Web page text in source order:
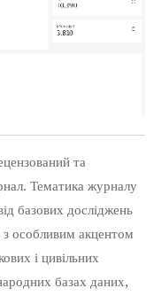
та
Тематика журналу
базових досліджень
з особливим акцентом
і цивільних
базах даних,